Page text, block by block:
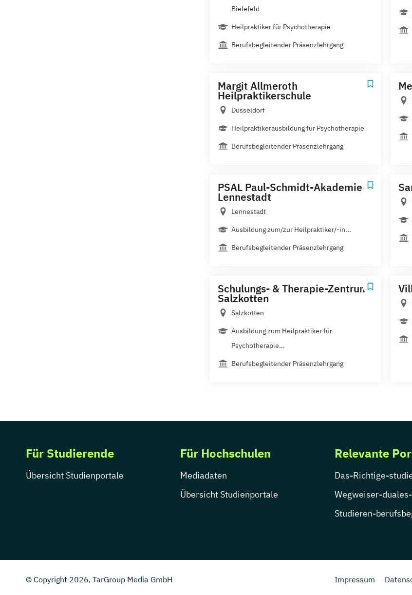
Bielefeld
Heilpraktiker für Psychotherapie
Berufsbegleitender Präsenzlehrgang
Margit Allmeroth
Heilpraktikerschule
Düsseldorf
Heilpraktikerausbildung für Psychotherapie
Berufsbegleitender Präsenzlehrgang
PSAL Paul-Schmidt-Akademie-
Lennestadt
Lennestadt
Ausbildung zum/zur Heilpraktiker/-in...
Berufsbegleitender Präsenzlehrgang
Schulungs- & Therapie-Zentrum-
Salzkotten
Salzkotten
Ausbildung zum Heilpraktiker für
Psychotherapie...
Berufsbegleitender Präsenzlehrgang
Für Studierende
Übersicht Studienportale
Für Hochschulen
Mediadaten
Übersicht Studienportale
Relevante
Das-Richtige-
Wegweiser-
Studieren-
© Copyright 2026, TarGroup Media GmbH Impressum